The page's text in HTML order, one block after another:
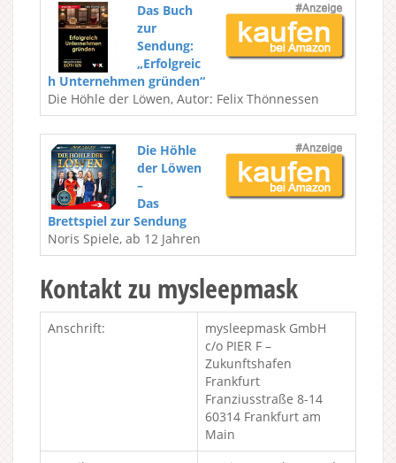
Das Buch
zur
Sendung:
„Erfolgreic
h Unternehmen gründen“
Die Höhle der Löwen, Autor: Felix Thönnessen
Die Höhle
der Löwen
–
Das
Brettspiel zur Sendung
Noris Spiele, ab 12 Jahren
Kontakt zu mysleepmask
Anschrift:
mysleepmask GmbH
c/o PIER F –
Zukunftshafen
Frankfurt
Franziusstraße 8-14
60314 Frankfurt am
Main